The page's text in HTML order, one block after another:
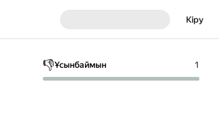
Кіру
👎Ұсынбаймын 1